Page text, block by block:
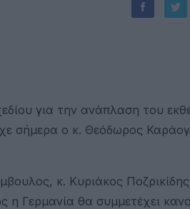
για την ανάπλαση του
σήμερα ο κ. Θεόδωρος
κ. Κυριάκος
Γερμανία θα συμμετέχει